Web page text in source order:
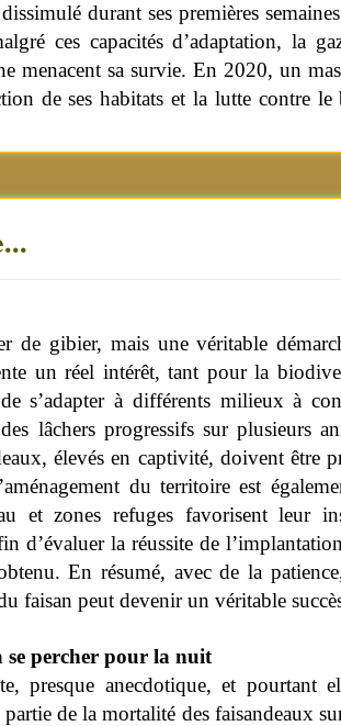
durant ses premières
ces capacités d’adaptation, la
sa survie. En 2020, un
de ses habitats et la lutte contre le
gibier, mais une véritable
un réel intérêt, tant pour la
s’adapter à différents milieux à
lâchers progressifs sur plusieurs
élevés en captivité, doivent être
du territoire est
et zones refuges favorisent leur
d’évaluer la réussite de
En résumé, avec de la
faisan peut devenir un véritable
percher pour la nuit
presque anecdotique, et pourtant
de la mortalité des faisandeaux